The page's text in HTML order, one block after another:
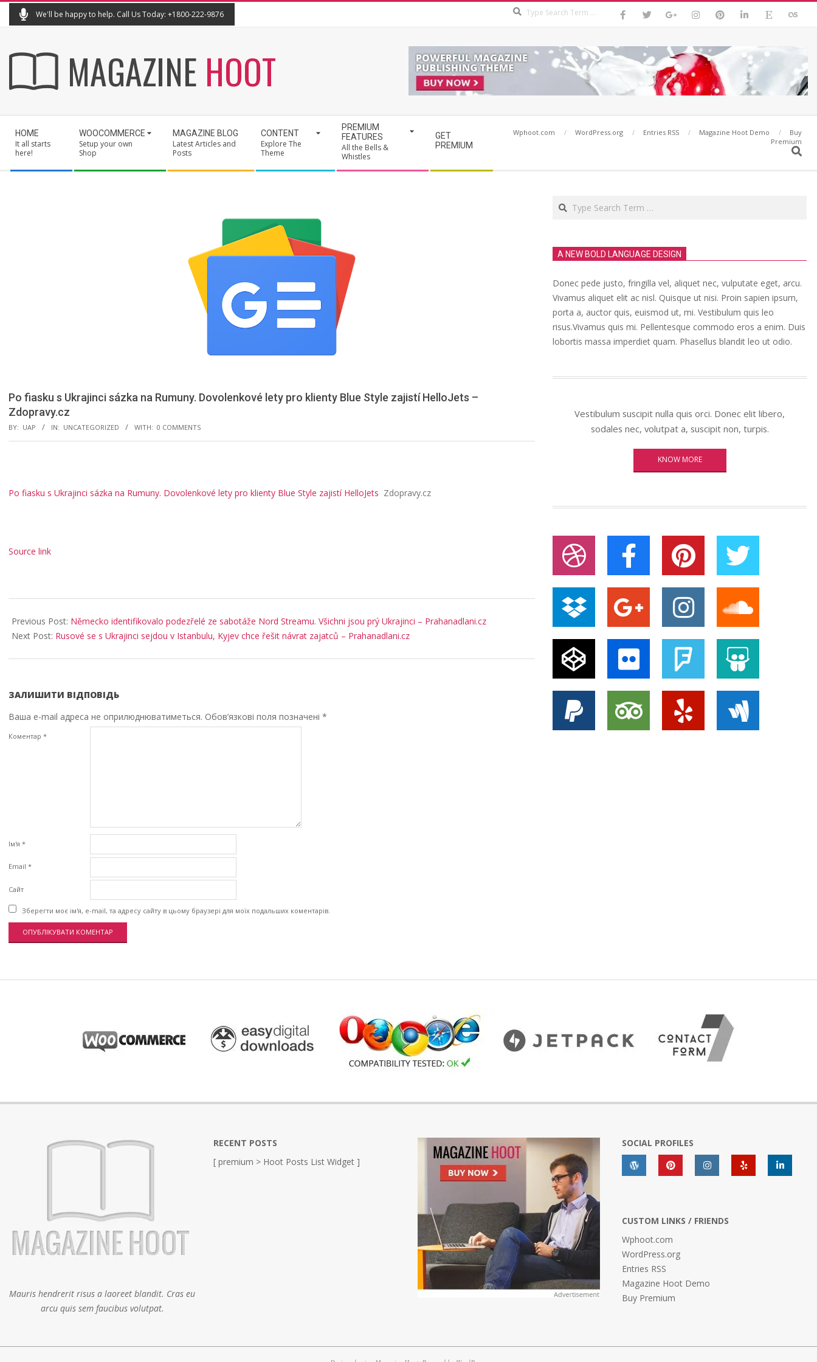
We'll be happy to help. Call Us Today: +1800-222-9876
MAGAZINE HOOT
Navigation
Menu
HOME
It all starts
here!
WOOCOMMERCE
Setup your own
Shop
MAGAZINE BLOG
Latest Articles and
Posts
CONTENT
Explore The
Theme
PREMIUM
FEATURES
All the Bells &
Whistles
GET
PREMIUM
Wphoot.com WordPress.org Entries RSS Magazine Hoot Demo
Buy
Premium
Search
Po fiasku s Ukrajinci sázka na Rumuny. Dovolenkové lety pro klienty Blue Style zajistí HelloJets –
Zdopravy.cz
BY: UAP IN: UNCATEGORIZED WITH: 0 COMMENTS
Po fiasku s Ukrajinci sázka na Rumuny. Dovolenkové lety pro klienty Blue Style zajistí HelloJets Zdopravy.cz
Source link
08-
28
Previous Post: Německo identifikovalo podezřelé ze sabotáže Nord Streamu. Všichni jsou prý Ukrajinci – Prahanadlani.cz
Next Post: Rusové se s Ukrajinci sejdou v Istanbulu, Kyjev chce řešit návrat zajatců – Prahanadlani.cz
ЗАЛИШИТИ ВІДПОВІДЬ
Ваша e-mail адреса не оприлюднюватиметься. Обов’язкові поля позначені *
Коментар *
Ім'я *
Email *
Сайт
Зберегти моє ім'я, e-mail, та адресу сайту в цьому браузері для моїх подальших коментарів.
Search
A NEW BOLD LANGUAGE DESIGN
Donec pede justo, fringilla vel, aliquet nec, vulputate eget, arcu.
Vivamus aliquet elit ac nisl. Quisque ut nisi. Proin sapien ipsum,
porta a, auctor quis, euismod ut, mi. Vestibulum quis leo
risus.Vivamus quis mi. Pellentesque commodo eros a enim. Duis
lobortis massa imperdiet quam. Phasellus blandit leo ut odio.
Vestibulum suscipit nulla quis orci. Donec elit libero,
sodales nec, volutpat a, suscipit non, turpis.
KNOW MORE
Mauris hendrerit risus a laoreet blandit. Cras eu
arcu quis sem faucibus volutpat.
RECENT POSTS
[ premium > Hoot Posts List Widget ]
SOCIAL PROFILES
CUSTOM LINKS / FRIENDS
Wphoot.com
WordPress.org
Entries RSS
Magazine Hoot Demo
Buy Premium